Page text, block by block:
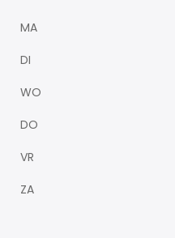
MA
DI
WO
DO
VR
ZA